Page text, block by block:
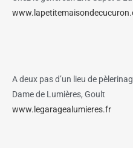
A deux pas d’un lieu de
Dame de Lumières, Goult
www.legaragealumieres.fr